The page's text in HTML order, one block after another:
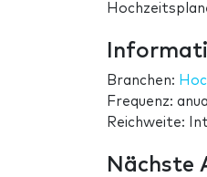
Branchen:
Frequenz: anual
Reichweite:
Nächste